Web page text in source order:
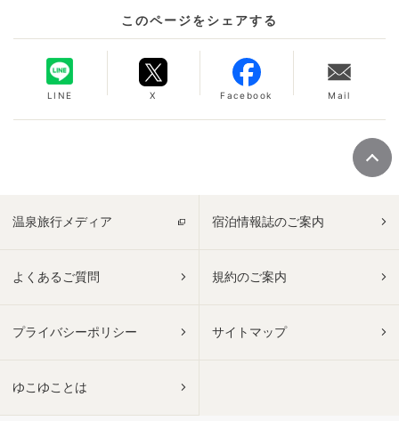
このページをシェアする
LINE X Facebook Mail
温泉旅行メディア 宿泊情報誌のご案内
よくあるご質問 規約のご案内
プライバシーポリシー サイトマップ
ゆこゆことは